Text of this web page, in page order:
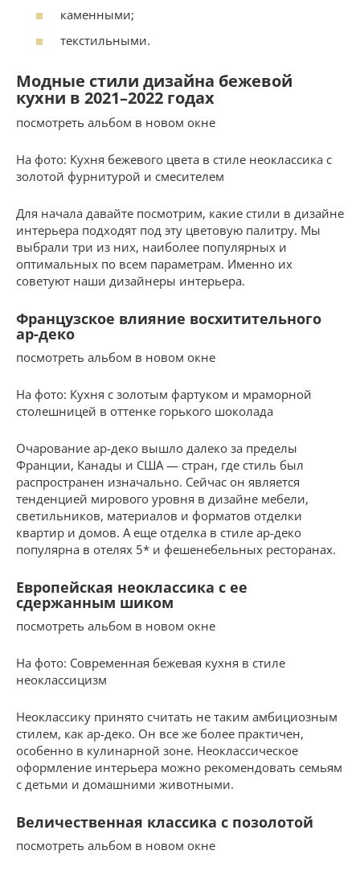
каменными;
текстильными.
Модные стили дизайна бежевой
кухни в 2021–2022 годах
посмотреть альбом в новом окне
На фото: Кухня бежевого цвета в стиле неоклассика с
золотой фурнитурой и смесителем
Для начала давайте посмотрим, какие стили в дизайне
интерьера подходят под эту цветовую палитру. Мы
выбрали три из них, наиболее популярных и
оптимальных по всем параметрам. Именно их
советуют наши дизайнеры интерьера.
Французское влияние восхитительного
ар-деко
посмотреть альбом в новом окне
На фото: Кухня с золотым фартуком и мраморной
столешницей в оттенке горького шоколада
Очарование ар-деко вышло далеко за пределы
Франции, Канады и США — стран, где стиль был
распространен изначально. Сейчас он является
тенденцией мирового уровня в дизайне мебели,
светильников, материалов и форматов отделки
квартир и домов. А еще отделка в стиле ар-деко
популярна в отелях 5* и фешенебельных ресторанах.
Европейская неоклассика с ее
сдержанным шиком
посмотреть альбом в новом окне
На фото: Современная бежевая кухня в стиле
неоклассицизм
Неоклассику принято считать не таким амбициозным
стилем, как ар-деко. Он все же более практичен,
особенно в кулинарной зоне. Неоклассическое
оформление интерьера можно рекомендовать семьям
с детьми и домашними животными.
Величественная классика с позолотой
посмотреть альбом в новом окне